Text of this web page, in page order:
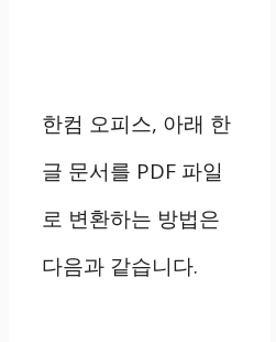
한컴 오피스, 아래 한
글 문서를 PDF 파일
로 변환하는 방법은
다음과 같습니다.